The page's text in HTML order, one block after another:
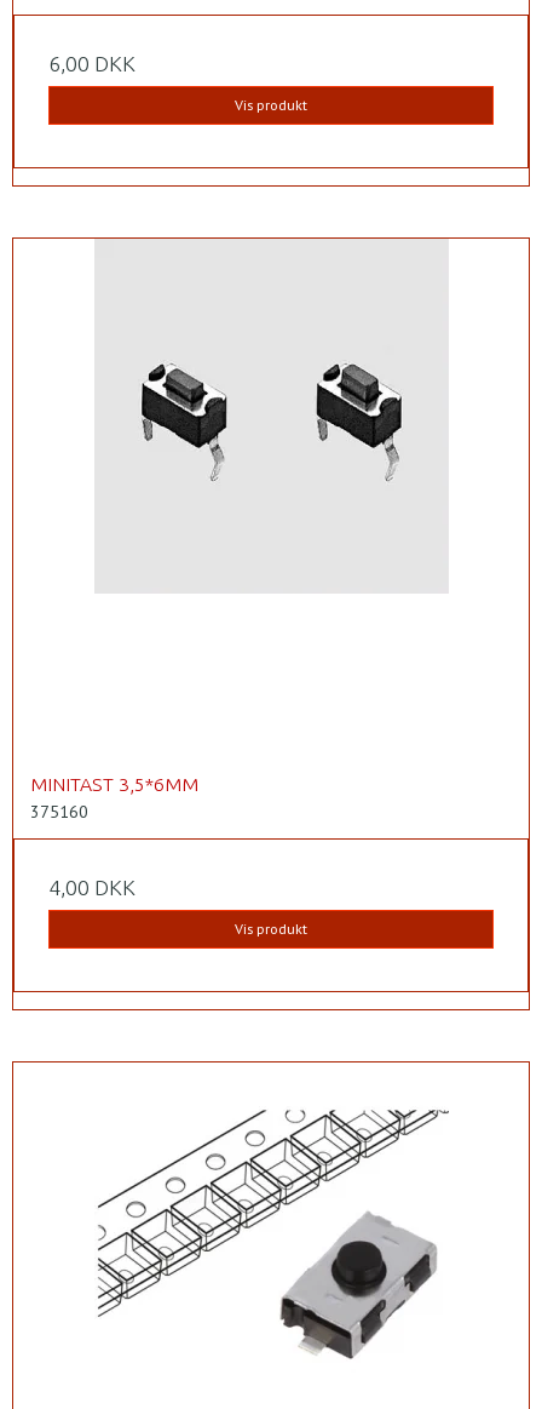
6,00 DKK
Vis produkt
MINITAST 3,5*6MM
375160
4,00 DKK
Vis produkt